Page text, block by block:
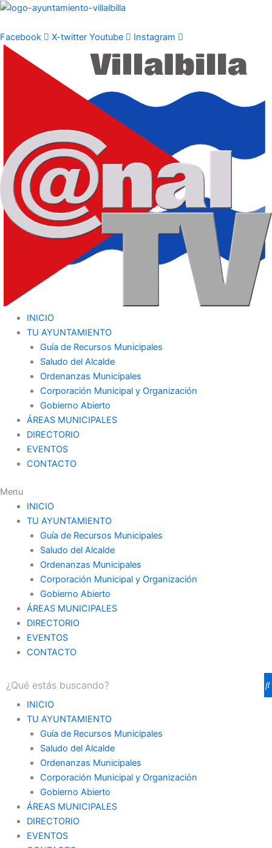
Ir
contenido
Facebook X-twitter Youtube Instagram
INICIO
TU AYUNTAMIENTO
Guía de Recursos Municipales
Saludo del Alcalde
Ordenanzas Municipales
Corporación Municipal y Organización
Gobierno Abierto
ÁREAS MUNICIPALES
DIRECTORIO
EVENTOS
CONTACTO
Menu
INICIO
TU AYUNTAMIENTO
Guía de Recursos Municipales
Saludo del Alcalde
Ordenanzas Municipales
Corporación Municipal y Organización
Gobierno Abierto
ÁREAS MUNICIPALES
DIRECTORIO
EVENTOS
CONTACTO
INICIO
TU AYUNTAMIENTO
Guía de Recursos Municipales
Saludo del Alcalde
Ordenanzas Municipales
Corporación Municipal y Organización
Gobierno Abierto
ÁREAS MUNICIPALES
DIRECTORIO
EVENTOS